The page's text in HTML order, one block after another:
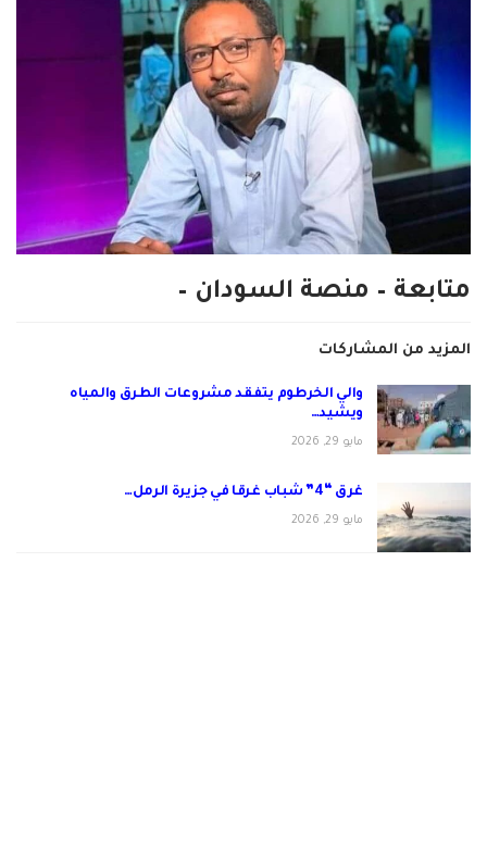
متابعة – منصة السودان –
المزيد من المشاركات
والي الخرطوم يتفقد مشروعات الطرق والمياه
ويشيد…
مايو 29, 2026
غرق “4” شباب غرقا في جزيرة الرمل…
مايو 29, 2026